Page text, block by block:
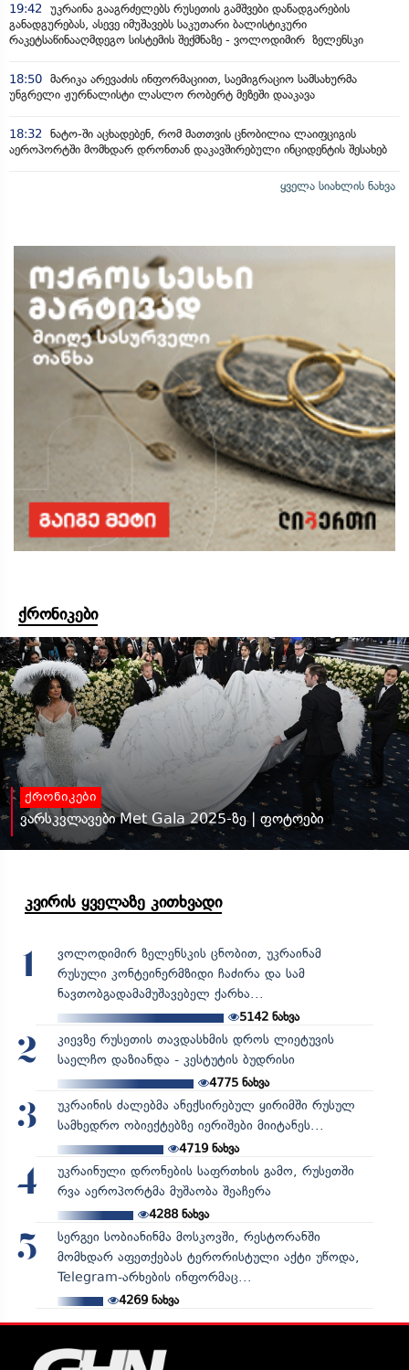
19:42
უკრაინა გააგრძელებს რუსეთის გამშვები დანადგარების
განადგურებას, ასევე იმუშავებს საკუთარი ბალისტიკური
რაკეტსაწინააღმდეგო სისტემის შექმნაზე - ვოლოდიმირ ზელენსკი
18:50 მარიკა არევაძის ინფორმაციით, საემიგრაციო სამსახურმა
უნგრელი ჟურნალისტი ლასლო რობერტ მეზეში დააკავა
18:32
ნატო-ში აცხადებენ, რომ მათთვის ცნობილია ლაიფციგის
აეროპორტში მომხდარ დრონთან დაკავშირებული ინციდენტის შესახებ
ყველა სიახლის ნახვა
ქრონიკები
ქრონიკები
ვარსკვლავები Met Gala 2025-ზე | ფოტოები
კვირის ყველაზე კითხვადი
1
ვოლოდიმირ ზელენსკის ცნობით, უკრაინამ
რუსული კონტეინერმზიდი ჩაძირა და სამ
ნავთობგადამამუშავებელ ქარხა...
5142 ნახვა
2
კიევზე რუსეთის თავდასხმის დროს ლიეტუვის
საელჩო დაზიანდა - კესტუტის ბუდრისი
4775ნახვა
3
უკრაინის ძალებმა ანექსირებულ ყირიმში რუსულ
სამხედრო ობიექტებზე იერიშები მიიტანეს...
4719ნახვა
4
უკრაინული დრონების საფრთხის გამო, რუსეთში
რვა აეროპორტმა მუშაობა შეაჩერა
4288ნახვა
5
სერგეი სობიანინმა მოსკოვში, რესტორანში
მომხდარ აფეთქებას ტერორისტული აქტი უწოდა,
Telegram-არხების ინფორმაც...
4269ნახვა